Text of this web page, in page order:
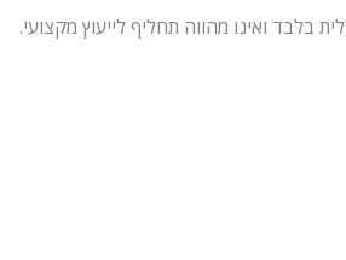
בלבד ואינו מהווה תחליף לייעוץ מקצועי.